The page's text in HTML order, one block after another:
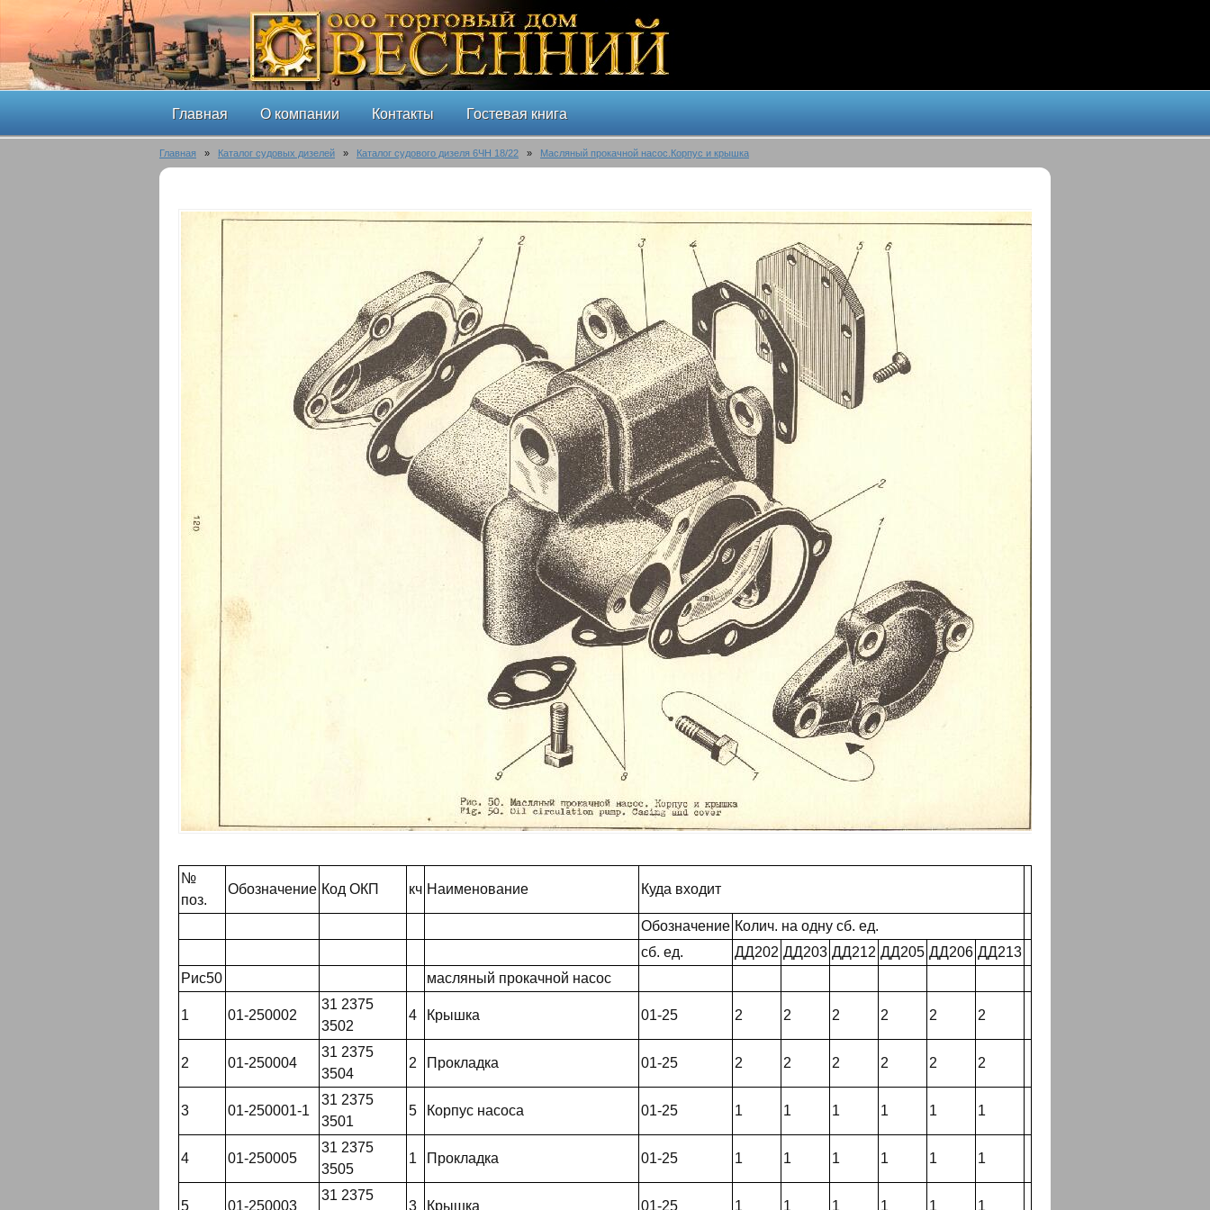
Главная О компании Контакты Гостевая книга
Главная » Каталог судовых дизелей » Каталог судового дизеля 6ЧН 18/22 » Масляный прокачной насос.Корпус и крышка
№
поз.
Обозначение Код ОКП кч Наименование Куда входит
Обозначение Колич. на одну сб. ед.
сб. ед.
ДД202 ДД203 ДД212 ДД205 ДД206 ДД213
Рис50
масляный прокачной насос
1 01-250002
31 2375
3502
4 Крышка 01-25 2 2 2 2 2 2
2 01-250004
31 2375
3504
2 Прокладка 01-25 2 2 2 2 2 2
3 01-250001-1
31 2375
3501
5 Корпус насоса 01-25 1 1 1 1 1 1
4 01-250005
31 2375
3505
1 Прокладка 01-25 1 1 1 1 1 1
5 01-250003
31 2375
3 Крышка 01-25 1 1 1 1 1 1